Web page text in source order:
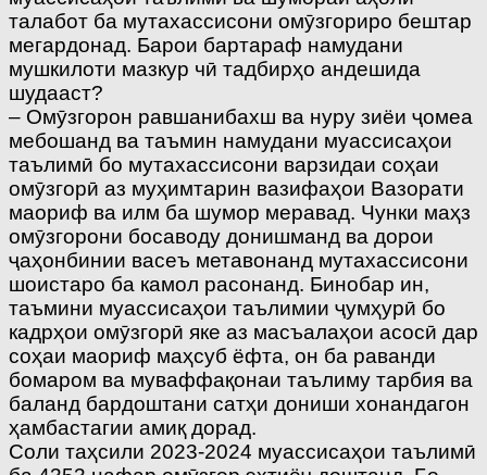
талабот ба мутахассисони омӯзгориро бештар
мегардонад. Барои бартараф намудани
мушкилоти мазкур чӣ тадбирҳо андешида
шудааст?
– Омӯзгорон равшанибахш ва нуру зиёи ҷо­меа
мебошанд ва таъмин намудани муассисаҳои
таълимӣ бо мутахассисони варзидаи соҳаи
омӯзгорӣ аз муҳимтарин вазифаҳои Вазорати
маориф ва илм ба шумор меравад. Чунки маҳз
омӯзгорони босаводу донишманд ва дорои
ҷаҳонбинии васеъ метавонанд мутахассисони
шоистаро ба камол расонанд. Бинобар ин,
таъмини муассисаҳои таълимии ҷумҳурӣ бо
кадрҳои омӯзгорӣ яке аз масъалаҳои асосӣ дар
соҳаи маориф маҳсуб ёфта, он ба раванди
бомаром ва муваффақонаи таълиму тарбия ва
баланд бардоштани сатҳи дониши хонандагон
ҳамбастагии амиқ дорад.
Соли таҳсили 2023-2024 муассисаҳои таълимӣ